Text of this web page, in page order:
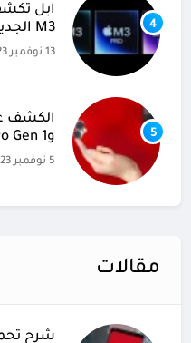
4
M3 الجديدة بتكنولوجيا 3 نانومتر
13 نوفمبر 2023
5
وS7 Pro Gen 1 لسماعات الأذن
5 نوفمبر 2023
مقالات